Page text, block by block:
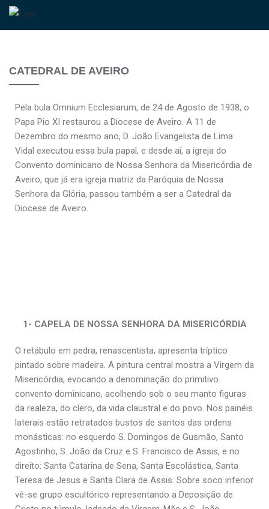
CATEDRAL DE AVEIRO
Pela bula Omnium Ecclesiarum, de 24 de Agosto de 1938, o
Papa Pio XI restaurou a Diocese de Aveiro. A 11 de
Dezembro do mesmo ano, D. João Evangelista de Lima
Vidal executou essa bula papal, e desde aí, a igreja do
Convento dominicano de Nossa Senhora da Misericórdia de
Aveiro, que já era igreja matriz da Paróquia de Nossa
Senhora da Glória, passou também a ser a Catedral da
Diocese de Aveiro.
1- CAPELA DE NOSSA SENHORA DA MISERICÓRDIA
O retábulo em pedra, renascentista, apresenta tríptico
pintado sobre madeira. A pintura central mostra a Virgem da
Misericórdia, evocando a denominação do primitivo
convento dominicano, acolhendo sob o seu manto figuras
da realeza, do clero, da vida claustral e do povo. Nos painéis
laterais estão retratados bustos de santos das ordens
monásticas: no esquerdo S. Domingos de Gusmão, Santo
Agostinho, S. João da Cruz e S. Francisco de Assis, e no
direito: Santa Catarina de Sena, Santa Escolástica, Santa
Teresa de Jesus e Santa Clara de Assis. Sobre soco inferior
vê-se grupo escultórico representando a Deposição de